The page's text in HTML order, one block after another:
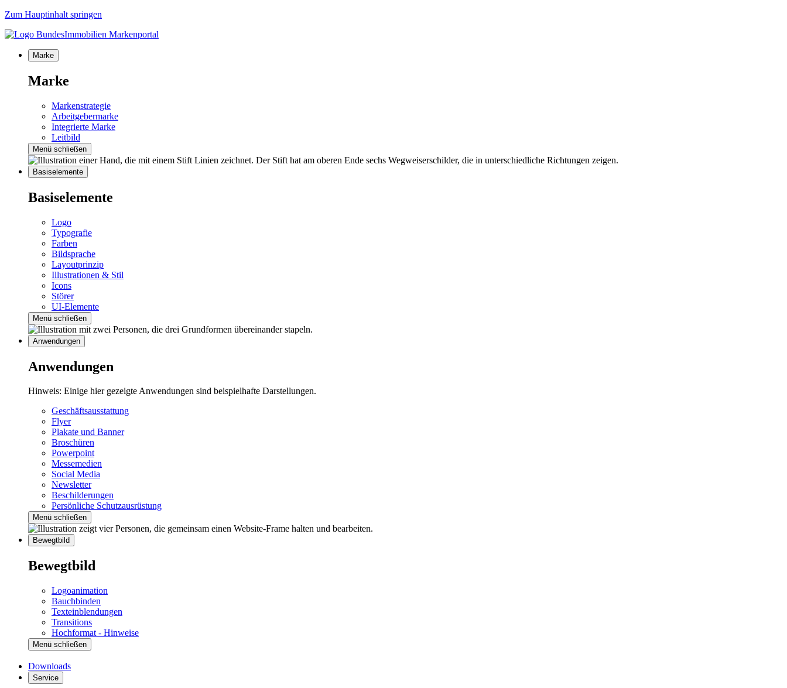
Zum Hauptinhalt springen
Marke
Marke
Markenstrategie
Arbeitgebermarke
Integrierte Marke
Leitbild
Menü schließen
Basiselemente
Basiselemente
Logo
Typografie
Farben
Bildsprache
Layoutprinzip
Illustrationen & Stil
Icons
Störer
UI-Elemente
Menü schließen
Anwendungen
Anwendungen
Hinweis: Einige hier gezeigte Anwendungen sind beispielhafte Darstellungen.
Geschäftsausstattung
Flyer
Plakate und Banner
Broschüren
Powerpoint
Messemedien
Social Media
Newsletter
Beschilderungen
Persönliche Schutzausrüstung
Menü schließen
Bewegtbild
Bewegtbild
Logoanimation
Bauchbinden
Texteinblendungen
Transitions
Hochformat - Hinweise
Menü schließen
Downloads
Service